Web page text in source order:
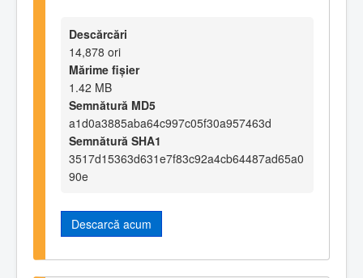
Descărcări
14,878 ori
Mărime fișier
1.42 MB
Semnătură MD5
a1d0a3885aba64c997c05f30a957463d
Semnătură SHA1
3517d15363d631e7f83c92a4cb64487ad65a0
90e
Descarcă acum